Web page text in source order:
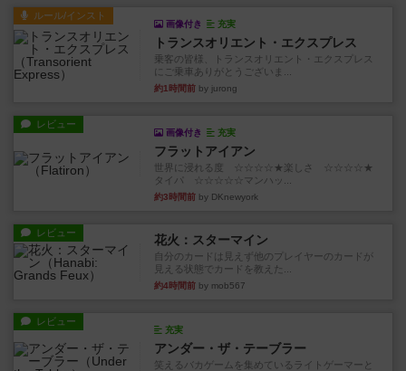
ルール/インスト
画像付き 充実
トランスオリエント・エクスプレス
乗客の皆様、トランスオリエント・エクスプレス
にご乗車ありがとうございま...
約1時間前 by jurong
レビュー
画像付き 充実
フラットアイアン
世界に浸れる度 ☆☆☆☆★楽しさ ☆☆☆☆★
タイパ ☆☆☆☆☆マンハッ...
約3時間前 by DKnewyork
レビュー 花火：スターマイン
自分のカードは見えず他のプレイヤーのカードが
見える状態でカードを教えた...
約4時間前 by mob567
レビュー
充実
アンダー・ザ・テーブラー
笑えるバカゲームを集めているライトゲーマーと